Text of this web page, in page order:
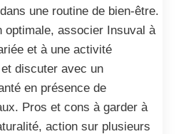
une routine de bien-être.
optimale, associer Insuval à
et à une activité
discuter avec un
en présence de
Pros et cons à garder à
action sur plusieurs